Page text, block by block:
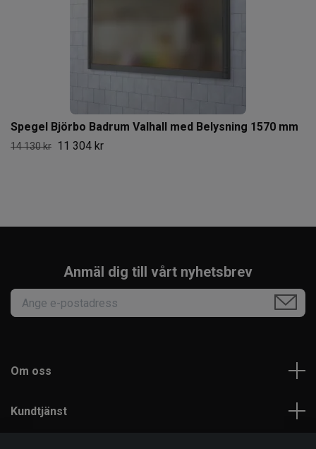
Spegel Björbo Badrum Valhall med Belysning 1570 mm
14 130 kr 11 304 kr
Anmäl dig till vårt nyhetsbrev
Om oss
Kundtjänst